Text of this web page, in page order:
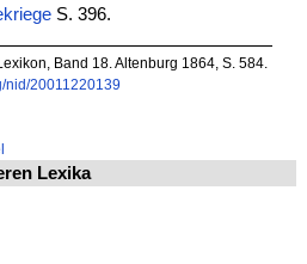
S. 396.
Band 18. Altenburg 1864, S. 584.
nid/20011220139
Lexika